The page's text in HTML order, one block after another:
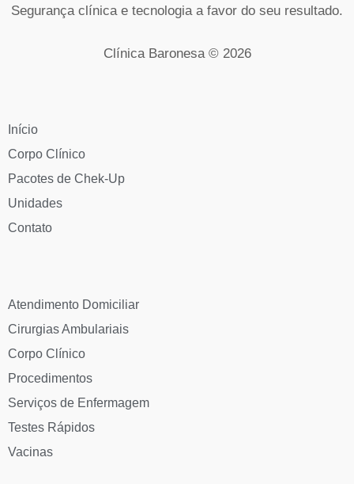
Segurança clínica e tecnologia a favor do seu resultado.
Clínica Baronesa © 2026
Início
Corpo Clínico
Pacotes de Chek-Up
Unidades
Contato
Atendimento Domiciliar
Cirurgias Ambulariais
Corpo Clínico
Procedimentos
Serviços de Enfermagem
Testes Rápidos
Vacinas